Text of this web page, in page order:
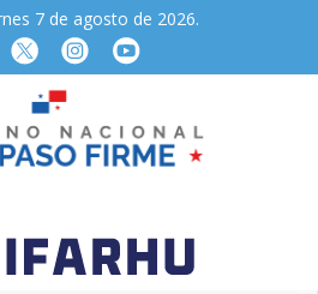
7 de agosto de 2026.